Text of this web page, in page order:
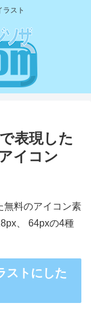
ラスト
表現した
イコン
無料のアイコン素
、 64pxの4種
ストにした